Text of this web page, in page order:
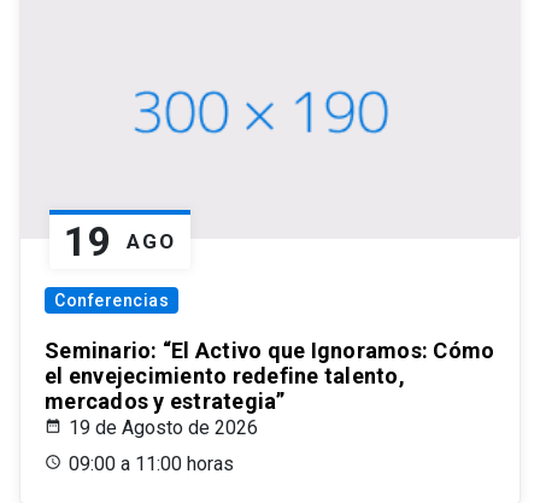
19 AGO
Conferencias
Seminario: “El Activo que Ignoramos: Cómo
el envejecimiento redefine talento,
mercados y estrategia”
19 de Agosto de 2026
09:00 a 11:00 horas